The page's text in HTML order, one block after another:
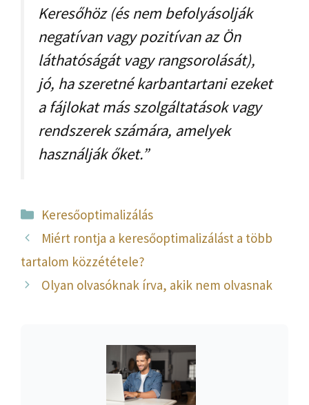
Keresőhöz (és nem befolyásolják
negatívan vagy pozitívan az Ön
láthatóságát vagy rangsorolását),
jó, ha szeretné karbantartani ezeket
a fájlokat más szolgáltatások vagy
rendszerek számára, amelyek
használják őket.”
Kategória
Keresőoptimalizálás
Miért rontja a keresőoptimalizálást a több
tartalom közzététele?
Olyan olvasóknak írva, akik nem olvasnak